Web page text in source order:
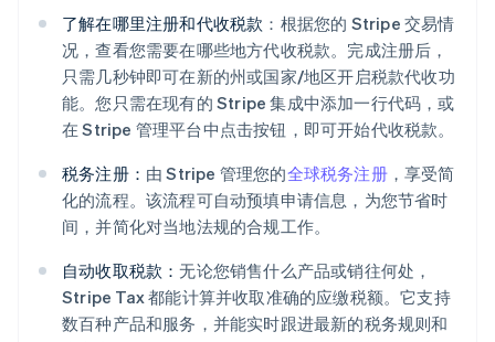
了解在哪里注册和代收税款 ：根据您的 Stripe 交易情
况，查看您需要在哪些地方代收税款。完成注册后，
只需几秒钟即可在新的州或国家/地区开启税款代收功
能。您只需在现有的 Stripe 集成中添加一行代码，或
在 Stripe 管理平台中点击按钮，即可开始代收税款。
税务注册： 由 Stripe 管理您的全球税务注册，享受简
化的流程。该流程可自动预填申请信息，为您节省时
间，并简化对当地法规的合规工作。
自动收取税款：无论您销售什么产品或销往何处，
Stripe Tax 都能计算并收取准确的应缴税额。它支持
数百种产品和服务，并能实时跟进最新的税务规则和
阿联酋
English
爱尔兰